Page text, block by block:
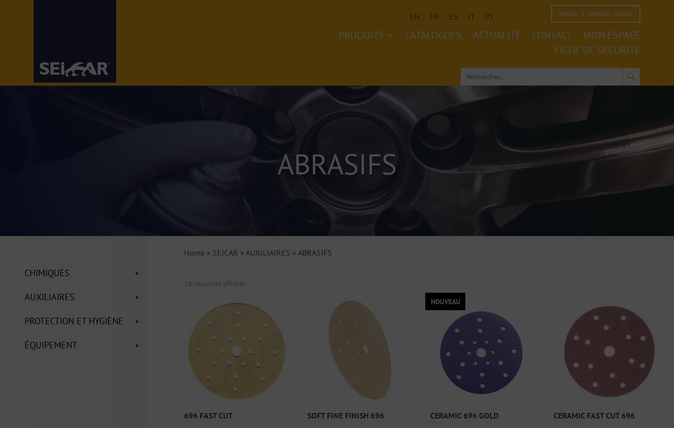
EN FR ES IT PT Retour à Arekson Group
PRODUITS CATALOGUES ACTUALITÉ CONTACT
MON ESPACE
FICHE DE SÉCURITÉ
for:
Search Button
ABRASIFS
+
CHIMIQUES
+
AUXILIAIRES
+
PROTECTION ET HYGIÈNE
+
ÉQUIPEMENT
Home » SEICAR »AUXILIAIRES »ABRASIFS
28 résultats affichés
696 FAST CUT
SOFT FINE FINISH 696
NOUVEAU
CERAMIC 696 GOLD
CERAMIC FAST CUT 696